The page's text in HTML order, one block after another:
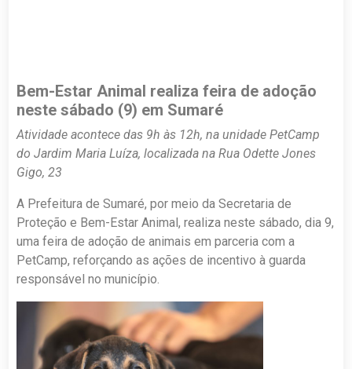
Bem-Estar Animal realiza feira de adoção
neste sábado (9) em Sumaré
Atividade acontece das 9h às 12h, na unidade PetCamp
do Jardim Maria Luíza, localizada na Rua Odette Jones
Gigo, 23
A Prefeitura de Sumaré, por meio da Secretaria de
Proteção e Bem-Estar Animal, realiza neste sábado, dia 9,
uma feira de adoção de animais em parceria com a
PetCamp, reforçando as ações de incentivo à guarda
responsável no município.